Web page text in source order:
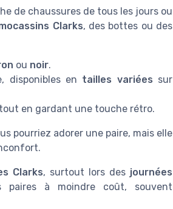
de chaussures de tous les jours ou
Clarks, des bottes ou des
ou noir.
disponibles en tailles variées sur
en gardant une touche rétro.
pourriez adorer une paire, mais elle
Clarks, surtout lors des journées
paires à moindre coût, souvent